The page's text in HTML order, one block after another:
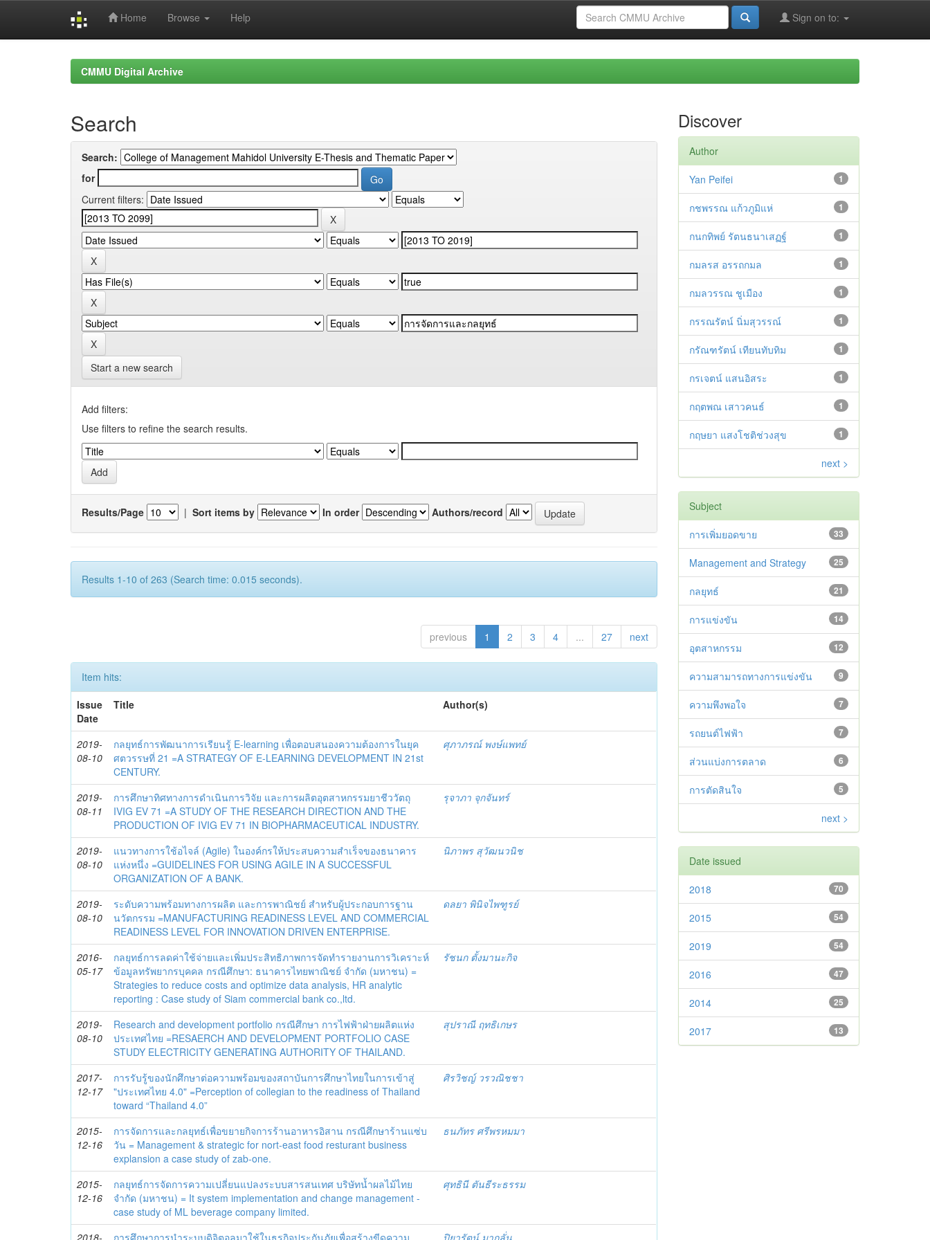
Home Browse Help Sign on to:
CMMU Digital Archive
Search
Search:
for
Current filters:
Start a new search
Add filters:
Use filters to refine the search results.
Results/Page | Sort items by In order Authors/record
Results 1-10 of 263 (Search time: 0.015 seconds).
previous 1 2 3 4 ... 27 next
Item hits:
Issue
Date
Title Author(s)
2019-
08-10
กลยุทธ์การพัฒนาการเรียนรู้ E-learning เพื่อตอบสนองความต้องการในยุค
ศตวรรษที่ 21 =A STRATEGY OF E-LEARNING DEVELOPMENT IN 21st
CENTURY.
ศุภาภรณ์ พงษ์แพทย์
2019-
08-11
การศึกษาทิศทางการดำเนินการวิจัย และการผลิตอุตสาหกรรมยาชีววัตถุ
IVIG EV 71 =A STUDY OF THE RESEARCH DIRECTION AND THE
PRODUCTION OF IVIG EV 71 IN BIOPHARMACEUTICAL INDUSTRY.
รุจาภา จุกจันทร์
2019-
08-10
แนวทางการใช้อไจล์ (Agile) ในองค์กรให้ประสบความสำเร็จของธนาคาร
แห่งหนึ่ง =GUIDELINES FOR USING AGILE IN A SUCCESSFUL
ORGANIZATION OF A BANK.
นิภาพร สุวัฒนวนิช
2019-
08-10
ระดับความพร้อมทางการผลิต และการพาณิชย์ สำหรับผู้ประกอบการฐาน
นวัตกรรม =MANUFACTURING READINESS LEVEL AND COMMERCIAL
READINESS LEVEL FOR INNOVATION DRIVEN ENTERPRISE.
ดลยา พินิจไพฑูรย์
2016-
05-17
กลยุทธ์การลดค่าใช้จ่ายและเพิ่มประสิทธิภาพการจัดทำรายงานการวิเคราะห์
ข้อมูลทรัพยากรบุคคล กรณีศึกษา: ธนาคารไทยพาณิชย์ จำกัด (มหาชน) =
Strategies to reduce costs and optimize data analysis, HR analytic
reporting : Case study of Siam commercial bank co.,ltd.
รัชนก ตั้งมานะกิจ
2019-
08-10
Research and development portfolio กรณีศึกษา การไฟฟ้าฝ่ายผลิตแห่ง
ประเทศไทย =RESAERCH AND DEVELOPMENT PORTFOLIO CASE
STUDY ELECTRICITY GENERATING AUTHORITY OF THAILAND.
สุปราณี ฤทธิเกษร
2017-
12-17
การรับรู้ของนักศึกษาต่อความพร้อมของสถาบันการศึกษาไทยในการเข้าสู่
"ประเทศไทย 4.0" =Perception of collegian to the readiness of Thailand
toward “Thailand 4.0”
ศิรวิชญ์ วรวณิชชา
2015-
12-16
การจัดการและกลยุทธ์เพื่อขยายกิจการร้านอาหารอิสาน กรณีศึกษาร้านแซ่บ
วัน = Management & strategic for nort-east food resturant business
explansion a case study of zab-one.
ธนภัทร ศรีพรหมมา
2015-
12-16
กลยุทธ์การจัดการความเปลี่ยนแปลงระบบสารสนเทศ บริษัทน้ำผลไม้ไทย
จำกัด (มหาชน) = It system implementation and change management -
case study of ML beverage company limited.
ศุทธินี ตันธีระธรรม
2018- การศึกษาการนำระบบดิจิตอลมาใช้ในธุรกิจประกันภัยเพื่อสร้างขีดความ ปิยารัตน์ มากลั่น
Discover
Author
1
Yan Peifei
1
กชพรรณ แก้วภูมิแห่
1
กนกทิพย์ รัตนธนาเสฏฐ์
1
กมลรส อรรถกมล
1
กมลวรรณ ชูเมือง
1
กรรณรัตน์ นิ่มสุวรรณ์
1
กรัณฑรัตน์ เทียนทับทิม
1
กรเจตน์ แสนอิสระ
1
กฤตพณ เสาวคนธ์
1
กฤษยา แสงโชติช่วงสุข
next >
Subject
33
การเพิ่มยอดขาย
25
Management and Strategy
21
กลยุทธ์
14
การแข่งขัน
12
อุตสาหกรรม
9
ความสามารถทางการแข่งขัน
7
ความพึงพอใจ
7
รถยนต์ไฟฟ้า
6
ส่วนแบ่งการตลาด
5
การตัดสินใจ
next >
Date issued
70
2018
54
2015
54
2019
47
2016
25
2014
13
2017